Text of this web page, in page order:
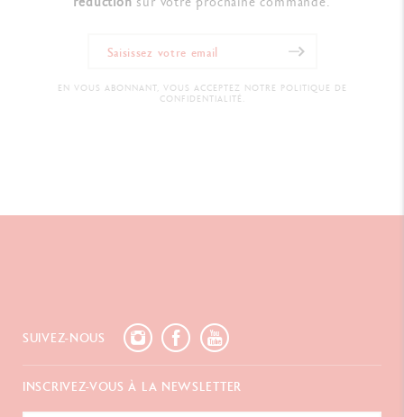
EN VOUS ABONNANT, VOUS ACCEPTEZ NOTRE POLITIQUE DE
CONFIDENTIALITÉ.
SUIVEZ-NOUS
INSCRIVEZ-VOUS À LA NEWSLETTER